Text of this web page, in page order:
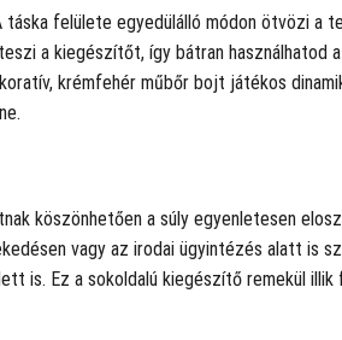
felülete egyedülálló módon ötvözi a
a kiegészítőt, így bátran használhatod
krémfehér műbőr bojt játékos
köszönhetően a súly egyenletesen
vagy az irodai ügyintézés alatt is
is. Ez a sokoldalú kiegészítő remekül